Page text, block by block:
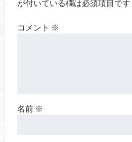
が付いている欄は必須項目です
コメント ※
名前 ※